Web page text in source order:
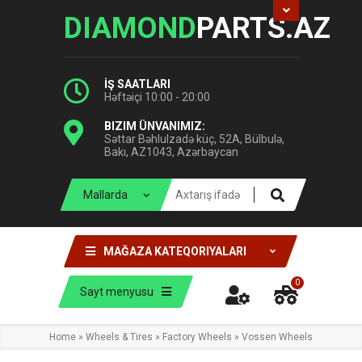
DIAMONDPARTS.AZ
İŞ SAATLARI
Həftəiçi 10:00 - 20:00
BIZIM ÜNVANIMIZ:
Səttar Bəhlulzadə küç, 52A, Bülbulə,
Bakı, AZ1043, Azərbaycan
MAĞAZA KATEQORIYALARI
Sayt menyusu
0
Home » Wheels & Tires » Factory Wheels » Vossen Wheels